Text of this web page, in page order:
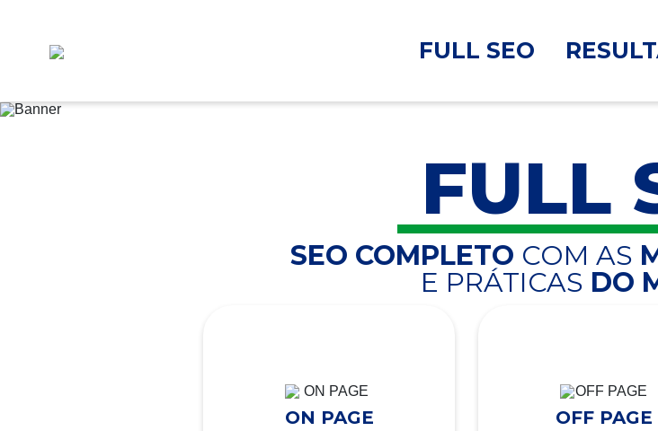
FULL SEO
FULL
SEO COMPLETO COM AS
E PRÁTICAS DO
ON PAGE OFF PAGE